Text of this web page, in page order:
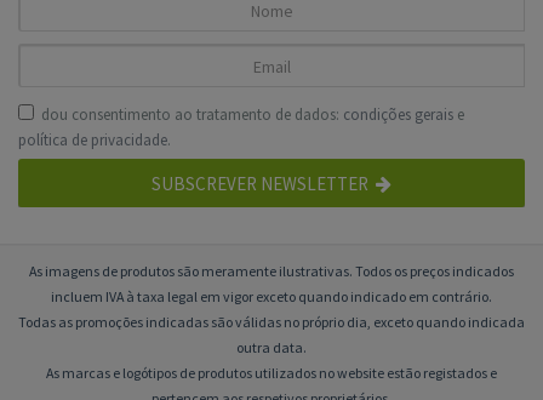
dou consentimento ao tratamento de dados: condições gerais e
política de privacidade.
SUBSCREVER NEWSLETTER
As imagens de produtos são meramente ilustrativas. Todos os preços indicados
incluem IVA à taxa legal em vigor exceto quando indicado em contrário.
Todas as promoções indicadas são válidas no próprio dia, exceto quando indicada
outra data.
As marcas e logótipos de produtos utilizados no website estão registados e